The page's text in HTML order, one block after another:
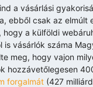
a vásárlási
ebből csak az
a külföldi
is vásárlók száma
meg, hogy vajon
hozzávetőlegesen
forgalmát (427